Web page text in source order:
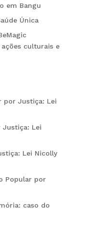
em Bangu
Única
culturais e
por Justiça: Lei
Justiça: Lei
Lei Nicolly
Popular por
caso do